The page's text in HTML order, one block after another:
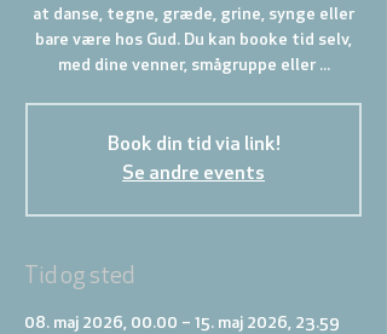
at danse, tegne, græde, grine, synge eller
bare være hos Gud. Du kan booke tid selv,
med dine venner, smågruppe eller ...
Book din tid via link!
Se andre events
Tid og sted
08. maj 2026, 00.00 – 15. maj 2026, 23.59